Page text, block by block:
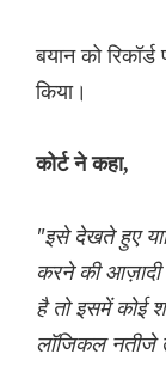
बयान को
किया।
कोर्ट ने कहा,
"इसे देखते हुए
करने की आज़ादी
है तो इसमें कोई
लॉजिकल नतीजे